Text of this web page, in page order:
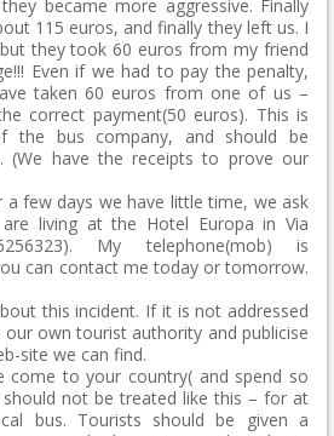
became more aggressive. Finally
115 euros, and finally they left us. I
they took 60 euros from my friend
Even if we had to pay the penalty,
taken 60 euros from one of us –
correct payment(50 euros). This is
bus company, and should be
(We have the receipts to prove our
few days we have little time, we ask
living at the Hotel Europa in Via
My telephone(mob) is
can contact me today or tomorrow.
this incident. If it is not addressed
own tourist authority and publicise
site we can find.
come to your country( and spend so
not be treated like this – for at
bus. Tourists should be given a